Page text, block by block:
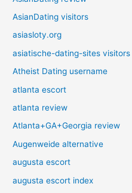
AsianDating visitors
asiasloty.org
asiatische-dating-sites visitors
Atheist Dating username
atlanta escort
atlanta review
Atlanta+GA+Georgia review
Augenweide alternative
augusta escort
augusta escort index